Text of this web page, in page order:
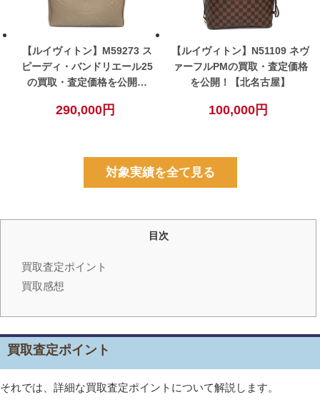
【ルイヴィトン】M59273 ス
ピーディ・バンドリエール25
の買取・査定価格を公開！
290,000円
【ルイヴィトン】N51109 ネヴ
ァーフルPMの買取・査定価格
を公開！【北名古屋】
100,000円
対象実績を全て見る
目次
買取査定ポイント
買取感想
買取査定ポイント
それでは、詳細な買取査定ポイントについて解説します。